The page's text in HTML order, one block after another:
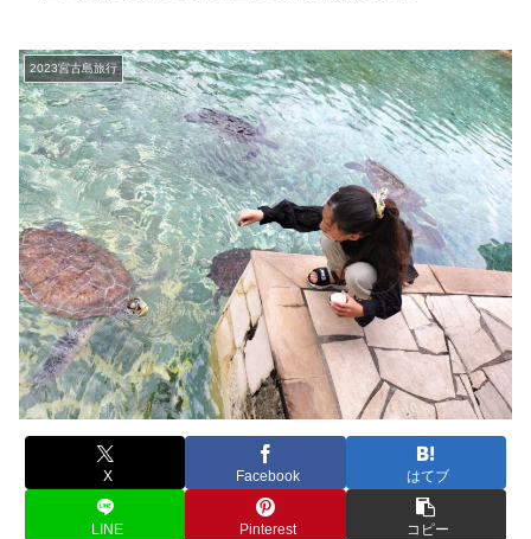
2023宮古島旅行
X Facebook はてブ
LINE Pinterest コピー